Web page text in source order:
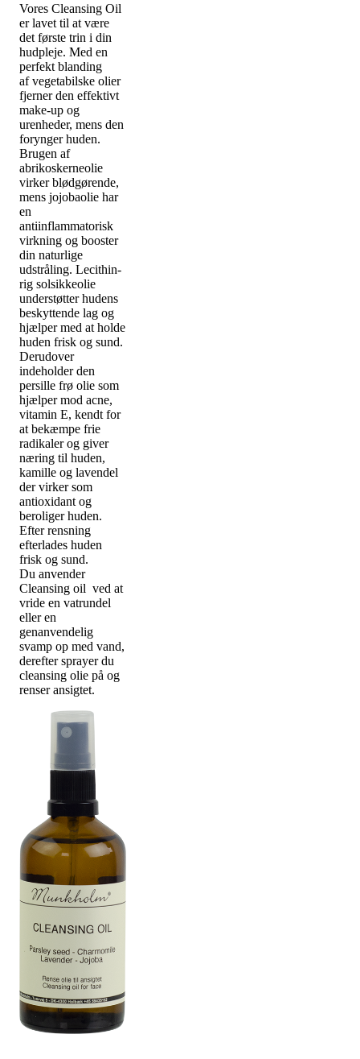
Vores Cleansing Oil
er lavet til at være
det første trin i din
hudpleje. Med en
perfekt blanding
af vegetabilske olier
fjerner den effektivt
make-up og
urenheder, mens den
forynger huden.
Brugen af
abrikoskerneolie
virker blødgørende,
mens jojobaolie har
en
antiinflammatorisk
virkning og booster
din naturlige
udstråling. Lecithin-
rig solsikkeolie
understøtter hudens
beskyttende lag og
hjælper med at holde
huden frisk og sund.
Derudover
indeholder den
persille frø olie som
hjælper mod acne,
vitamin E, kendt for
at bekæmpe frie
radikaler og giver
næring til huden,
kamille og lavendel
der virker som
antioxidant og
beroliger huden.
Efter rensning
efterlades huden
frisk og sund.
Du anvender
Cleansing oil ved at
vride en vatrundel
eller en
genanvendelig
svamp op med vand,
derefter sprayer du
cleansing olie på og
renser ansigtet.